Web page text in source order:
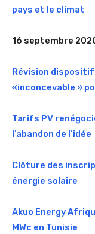
pays et le climat
16 septembre
Révision
«inconcevable »
Tarifs PV
l’abandon de l’idée
Clôture des
énergie solaire
Akuo Energy
MWc en Tunisie